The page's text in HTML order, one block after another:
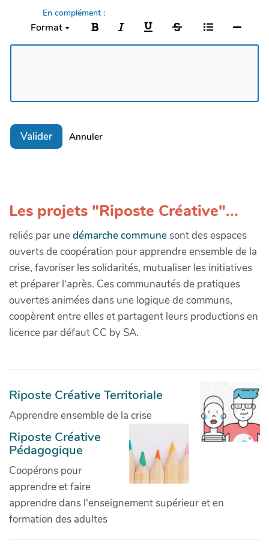
En complément :
Format
Valider Annuler